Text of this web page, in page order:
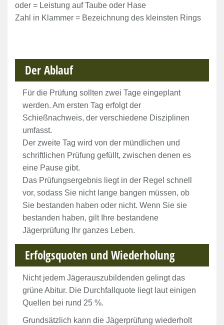
oder = Leistung auf Taube oder Hase
Zahl in Klammer = Bezeichnung des kleinsten Rings
Der Ablauf
Für die Prüfung sollten zwei Tage eingeplant
werden. Am ersten Tag erfolgt der
Schießnachweis, der verschiedene Disziplinen
umfasst.
Der zweite Tag wird von der mündlichen und
schriftlichen Prüfung gefüllt, zwischen denen es
eine Pause gibt.
Das Prüfungsergebnis liegt in der Regel schnell
vor, sodass Sie nicht lange bangen müssen, ob
Sie bestanden haben oder nicht. Wenn Sie sie
bestanden haben, gilt Ihre bestandene
Jägerprüfung Ihr ganzes Leben.
Erfolgsquoten und Wiederholung
Nicht jedem Jägerauszubildenden gelingt das
grüne Abitur. Die Durchfallquote liegt laut einigen
Quellen bei rund 25 %.
Grundsätzlich kann die Jägerprüfung wiederholt